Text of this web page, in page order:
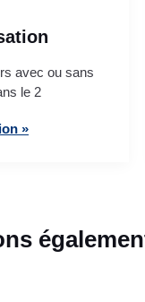
avec ou sans
le 2
»